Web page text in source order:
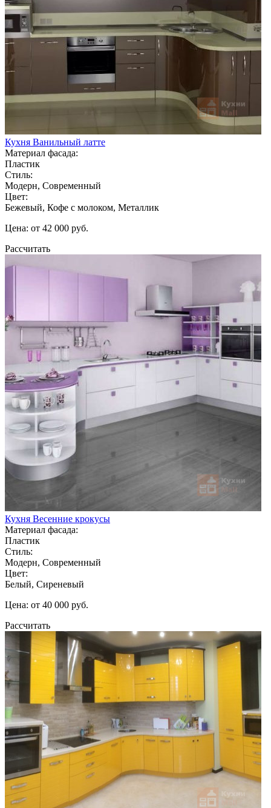
Кухня Ванильный латте
Материал фасада:
Пластик
Стиль:
Модерн, Современный
Цвет:
Бежевый, Кофе с молоком, Металлик
Цена: от 42 000 руб.
Рассчитать
Кухня Весенние крокусы
Материал фасада:
Пластик
Стиль:
Модерн, Современный
Цвет:
Белый, Сиреневый
Цена: от 40 000 руб.
Рассчитать